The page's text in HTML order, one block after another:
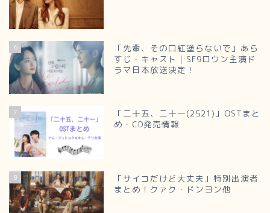
6
「先輩、その口紅塗らないで」あら
すじ・キャスト｜SF9ロウン主演ド
ラマ日本放送決定！
7
「二十五、二十一(2521)」OSTまと
め・CD発売情報
8
「サイコだけど大丈夫」特別出演者
まとめ！クァク・ドンヨン他